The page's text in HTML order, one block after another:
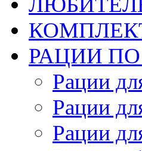
РАЦИИ
Рации
Рации
Рации